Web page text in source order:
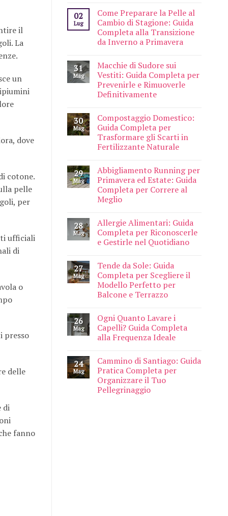
il
La
un
dove
cotone.
pelle
per
ufficiali
di
o
presso
delle
di
fanno
02
Lug
Come Preparare la Pelle al
Cambio di Stagione: Guida
Completa alla Transizione
da Inverno a Primavera
31
Mag
Macchie di Sudore sui
Vestiti: Guida Completa per
Prevenirle e Rimuoverle
Definitivamente
30
Mag
Compostaggio Domestico:
Guida Completa per
Trasformare gli Scarti in
Fertilizzante Naturale
29
Mag
Abbigliamento Running per
Primavera ed Estate: Guida
Completa per Correre al
Meglio
28
Mag
Allergie Alimentari: Guida
Completa per Riconoscerle
e Gestirle nel Quotidiano
27
Mag
Tende da Sole: Guida
Completa per Scegliere il
Modello Perfetto per
Balcone e Terrazzo
26
Mag
Ogni Quanto Lavare i
Capelli? Guida Completa
alla Frequenza Ideale
24
Mag
Cammino di Santiago: Guida
Pratica Completa per
Organizzare il Tuo
Pellegrinaggio